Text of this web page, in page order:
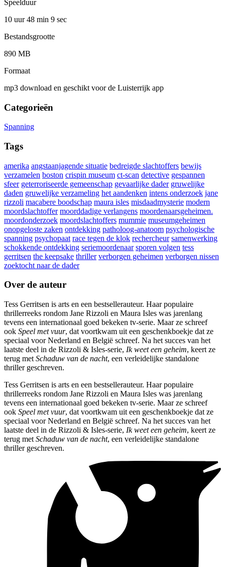
Speelduur
10 uur 48 min 9 sec
Bestandsgrootte
890 MB
Formaat
mp3 download en geschikt voor de Luisterrijk app
Categorieën
Spanning
Tags
amerika angstaanjagende situatie bedreigde slachtoffers bewijs
verzamelen boston crispin museum ct-scan detective gespannen
sfeer geterroriseerde gemeenschap gevaarlijke dader gruwelijke
daden gruwelijke verzameling het aandenken intens onderzoek jane
rizzoli macabere boodschap maura isles misdaadmysterie modern
moordslachtoffer moorddadige verlangens moordenaarsgeheimen.
moordonderzoek moordslachtoffers mummie museumgeheimen
onopgeloste zaken ontdekking patholoog-anatoom psychologische
spanning psychopaat race tegen de klok rechercheur samenwerking
schokkende ontdekking seriemoordenaar sporen volgen tess
gerritsen the keepsake thriller verborgen geheimen verborgen nissen
zoektocht naar de dader
Over de auteur
Tess Gerritsen is arts en een bestsellerauteur. Haar populaire
thrillerreeks rondom Jane Rizzoli en Maura Isles was jarenlang
tevens een internationaal goed bekeken tv-serie. Maar ze schreef
ook Speel met vuur, dat voortkwam uit een geschenkboekje dat ze
speciaal voor Nederland en België schreef. Na het succes van het
laatste deel in de Rizzoli & Isles-serie, Ik weet een geheim, keert ze
terug met Schaduw van de nacht, een verleidelijke standalone
thriller geschreven.
Tess Gerritsen is arts en een bestsellerauteur. Haar populaire
thrillerreeks rondom Jane Rizzoli en Maura Isles was jarenlang
tevens een internationaal goed bekeken tv-serie. Maar ze schreef
ook Speel met vuur, dat voortkwam uit een geschenkboekje dat ze
speciaal voor Nederland en België schreef. Na het succes van het
laatste deel in de Rizzoli & Isles-serie, Ik weet een geheim, keert ze
terug met Schaduw van de nacht, een verleidelijke standalone
thriller geschreven.